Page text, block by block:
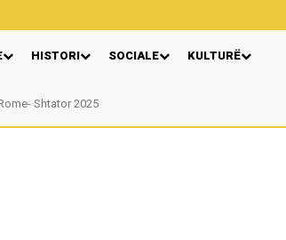
HISTORI SOCIALE KULTURË
Shtator 2025